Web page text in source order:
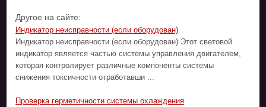
Другое на сайте:
Индикатор неисправности (если оборудован)
Индикатор неисправности (если оборудован) Этот световой
индикатор является частью системы управления двигателем,
которая контролирует различные компоненты системы
снижения токсичности отработавши ...
Проверка герметичности системы охлаждения